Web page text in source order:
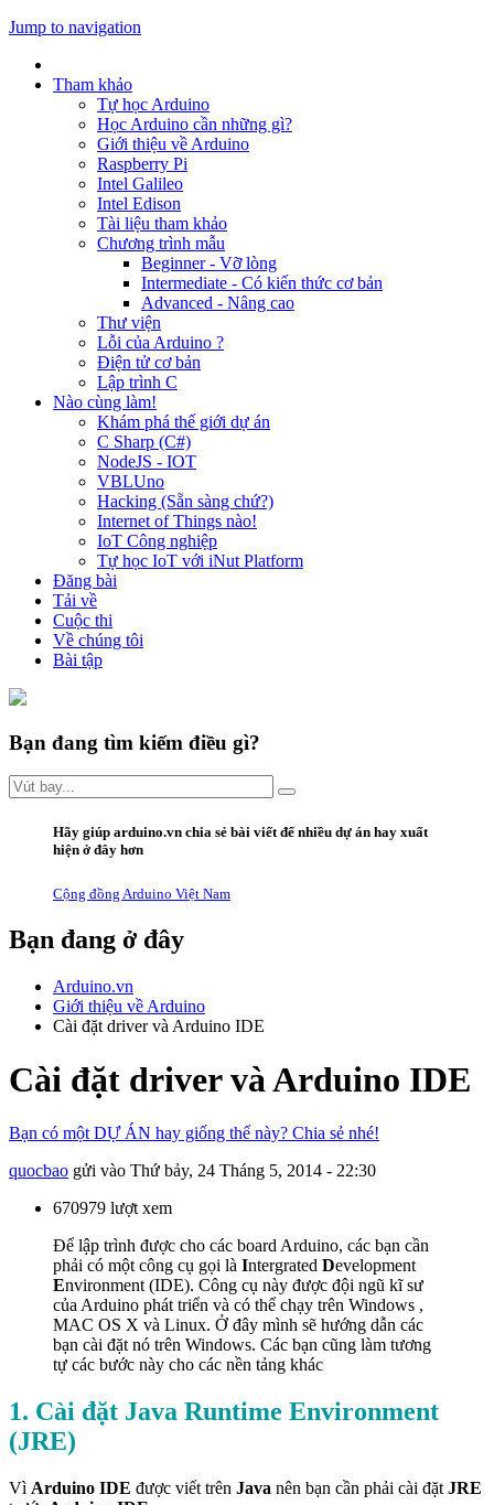
Jump to navigation
Tham khảo
Tự học Arduino
Học Arduino cần những gì?
Giới thiệu về Arduino
Raspberry Pi
Intel Galileo
Intel Edison
Tài liệu tham khảo
Chương trình mẫu
Beginner - Vỡ lòng
Intermediate - Có kiến thức cơ bản
Advanced - Nâng cao
Thư viện
Lỗi của Arduino ?
Điện tử cơ bản
Lập trình C
Nào cùng làm!
Khám phá thế giới dự án
C Sharp (C#)
NodeJS - IOT
VBLUno
Hacking (Sẵn sàng chứ?)
Internet of Things nào!
IoT Công nghiệp
Tự học IoT với iNut Platform
Đăng bài
Tải về
Cuộc thi
Về chúng tôi
Bài tập
Bạn đang tìm kiếm điều gì?
Hãy giúp arduino.vn chia sẻ bài viết để nhiều dự án hay xuất
hiện ở đây hơn
Cộng đồng Arduino Việt Nam
Bạn đang ở đây
Arduino.vn
Giới thiệu về Arduino
Cài đặt driver và Arduino IDE
Cài đặt driver và Arduino IDE
Bạn có một DỰ ÁN hay giống thế này? Chia sẻ nhé!
quocbao gửi vào Thứ bảy, 24 Tháng 5, 2014 - 22:30
670979 lượt xem
Để lập trình được cho các board Arduino, các bạn cần
phải có một công cụ gọi là Intergrated Development
Environment (IDE). Công cụ này được đội ngũ kĩ sư
của Arduino phát triển và có thể chạy trên Windows ,
MAC OS X và Linux. Ở đây mình sẽ hướng dẫn các
bạn cài đặt nó trên Windows. Các bạn cũng làm tương
tự các bước này cho các nền tảng khác
1. Cài đặt Java Runtime Environment
(JRE)
Vì Arduino IDE được viết trên Java nên bạn cần phải cài đặt JRE